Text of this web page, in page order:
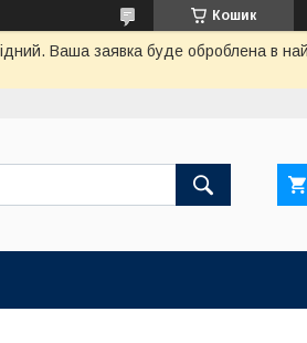
Кошик
Ваша заявка буде оброблена в